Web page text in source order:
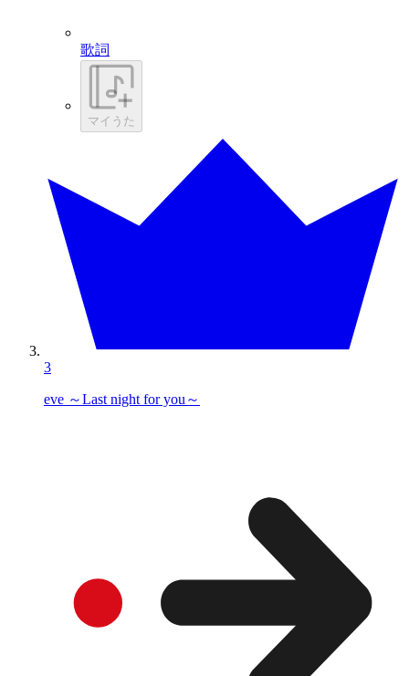
歌詞
マイうた
3
eve ～Last night for you～